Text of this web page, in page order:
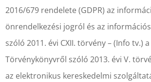
2016/679 rendelete (GDPR) az
önrendelkezési jogról és az
szóló 2011. évi CXII. törvény – (Info tv.)
Törvénykönyvről szóló 2013. évi V.
az elektronikus kereskedelmi